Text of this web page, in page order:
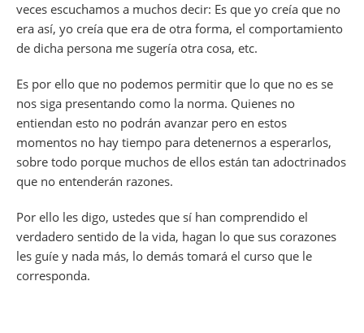
veces escuchamos a muchos decir: Es que yo creía que no
era así, yo creía que era de otra forma, el comportamiento
de dicha persona me sugería otra cosa, etc.
Es por ello que no podemos permitir que lo que no es se
nos siga presentando como la norma. Quienes no
entiendan esto no podrán avanzar pero en estos
momentos no hay tiempo para detenernos a esperarlos,
sobre todo porque muchos de ellos están tan adoctrinados
que no entenderán razones.
Por ello les digo, ustedes que sí han comprendido el
verdadero sentido de la vida, hagan lo que sus corazones
les guíe y nada más, lo demás tomará el curso que le
corresponda.